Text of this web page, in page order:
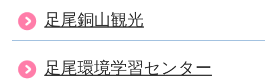
足尾銅山観光
足尾環境学習センター